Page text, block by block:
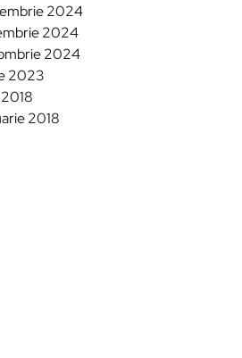
2024
2024
2024
2023
2018